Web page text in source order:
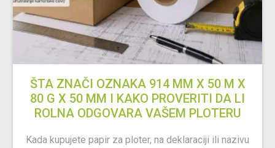
ŠTA ZNAČI OZNAKA 914 MM X 50 M X
80 G X 50 MM I KAKO PROVERITI DA LI
ROLNA ODGOVARA VAŠEM PLOTERU
Kada kupujete papir za ploter, na deklaraciji ili nazivu